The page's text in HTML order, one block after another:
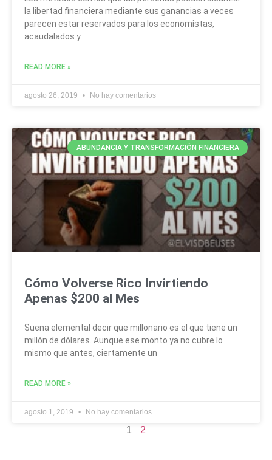
la libertad financiera mediante sus ganancias a veces
parecen estar reservados para los economistas,
acaudalados y
READ MORE »
agosto 26, 2019 No hay comentarios
ABUNDANCIA Y TRANSFORMACIÓN FINANCIERA
Cómo Volverse Rico Invirtiendo
Apenas $200 al Mes
Suena elemental decir que millonario es el que tiene un
millón de dólares. Aunque ese monto ya no cubre lo
mismo que antes, ciertamente un
READ MORE »
agosto 1, 2019 No hay comentarios
1 2